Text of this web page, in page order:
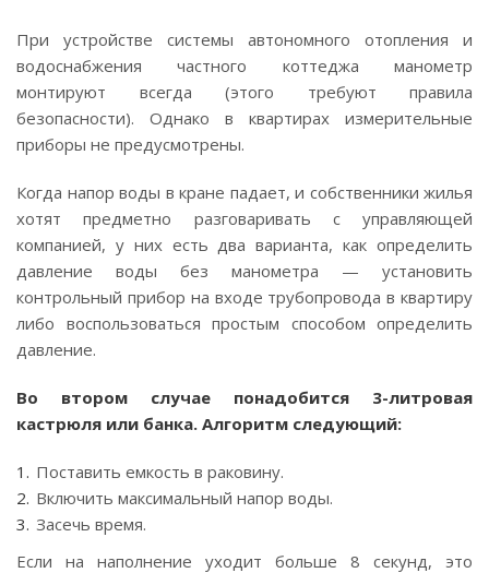
При устройстве системы автономного отопления и
водоснабжения частного коттеджа манометр
монтируют всегда (этого требуют правила
безопасности). Однако в квартирах измерительные
приборы не предусмотрены.
Когда напор воды в кране падает, и собственники жилья
хотят предметно разговаривать с управляющей
компанией, у них есть два варианта, как определить
давление воды без манометра — установить
контрольный прибор на входе трубопровода в квартиру
либо воспользоваться простым способом определить
давление.
Во втором случае понадобится 3-литровая
кастрюля или банка. Алгоритм следующий:
Поставить емкость в раковину.
Включить максимальный напор воды.
Засечь время.
Если на наполнение уходит больше 8 секунд, это